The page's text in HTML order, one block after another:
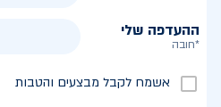
ההעדפה שלי
*חובה
אשמח לקבל מבצעים והטבות